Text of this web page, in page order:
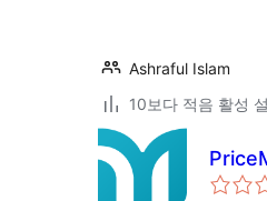
Ashraful Islam
10보다 적음 활성